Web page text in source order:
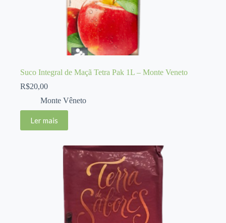
Suco Integral de Maçã Tetra Pak 1L – Monte Veneto
R$20,00
Monte Vêneto
Ler mais